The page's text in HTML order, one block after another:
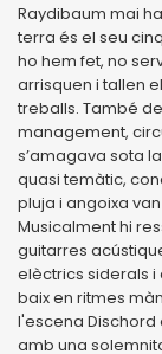
Raydibaum mai
terra és el seu
ho hem fet, no
arrisquen i tallen
treballs. També
management,
s’amagava sota
quasi temàtic,
pluja i angoixa
Musicalment hi
guitarres
elèctrics siderals
baix en ritmes
l'escena Dischord
amb una